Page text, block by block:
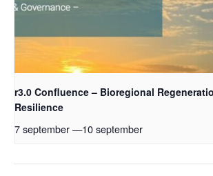
r3.0 Confluence – Bioregional
Resilience
7 september—10 september